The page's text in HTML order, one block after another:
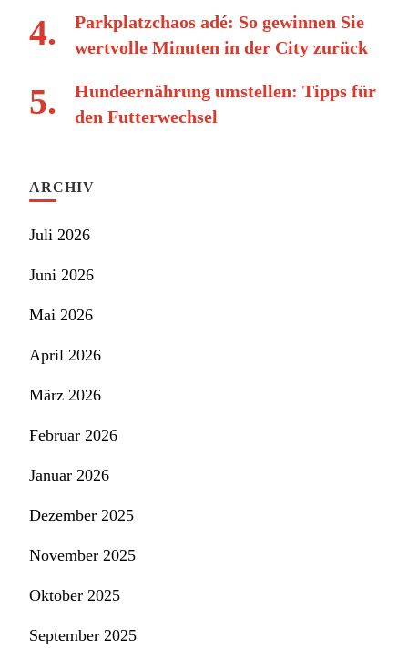
Parkplatzchaos adé: So gewinnen Sie
wertvolle Minuten in der City zurück
Hundeernährung umstellen: Tipps für
den Futterwechsel
ARCHIV
Juli 2026
Juni 2026
Mai 2026
April 2026
März 2026
Februar 2026
Januar 2026
Dezember 2025
November 2025
Oktober 2025
September 2025